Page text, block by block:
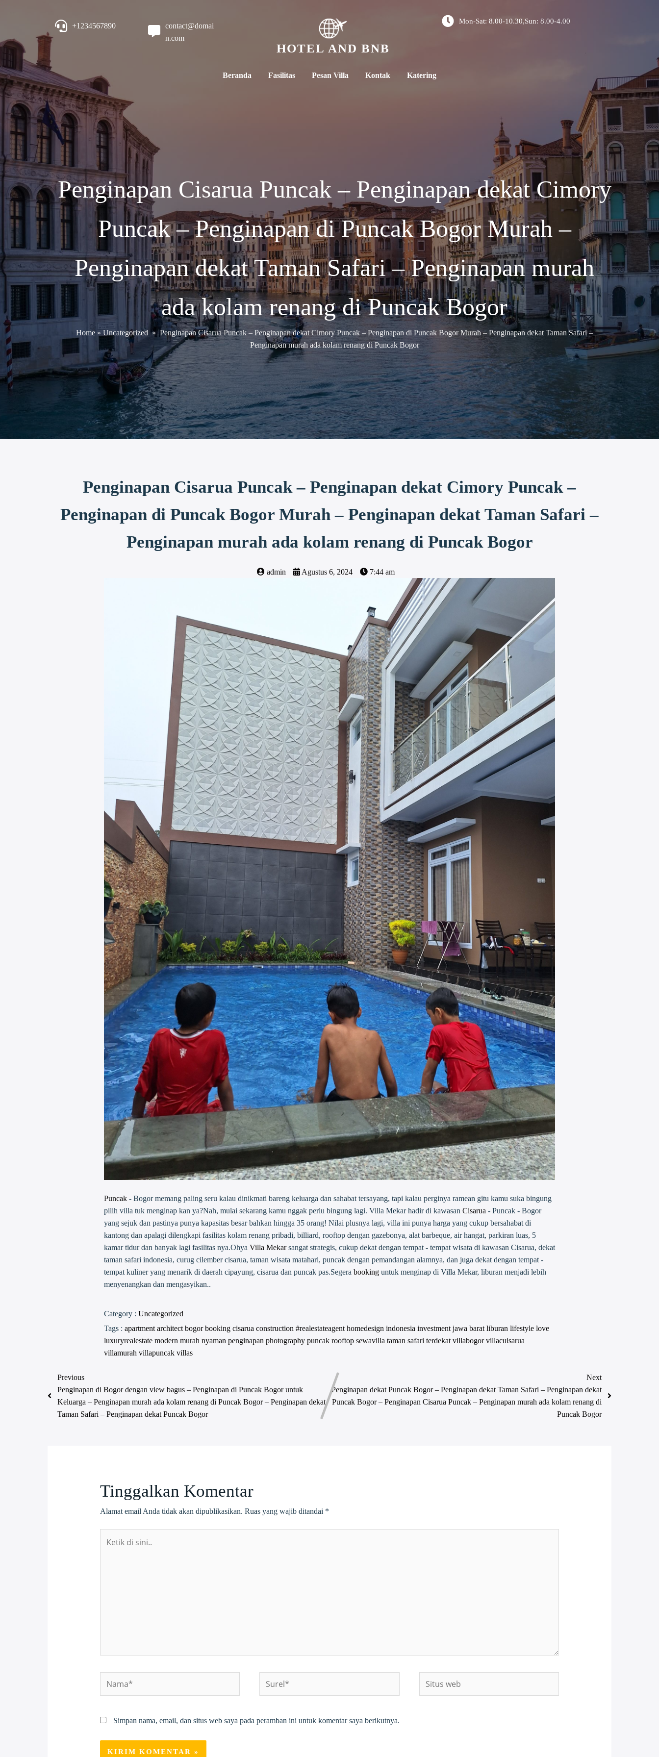
+1234567890
contact@domai
n.com
HOTEL AND BNB
Mon-Sat: 8.00-10.30,Sun: 8.00-4.00
Beranda Fasilitas Pesan Villa Kontak Katering
Penginapan Cisarua Puncak – Penginapan dekat Cimory
Puncak – Penginapan di Puncak Bogor Murah –
Penginapan dekat Taman Safari – Penginapan murah
ada kolam renang di Puncak Bogor
Home » Uncategorized » Penginapan Cisarua Puncak – Penginapan dekat Cimory Puncak – Penginapan di Puncak Bogor Murah – Penginapan dekat Taman Safari –
Penginapan murah ada kolam renang di Puncak Bogor
Penginapan Cisarua Puncak – Penginapan dekat Cimory Puncak –
Penginapan di Puncak Bogor Murah – Penginapan dekat Taman Safari –
Penginapan murah ada kolam renang di Puncak Bogor
admin Agustus 6, 2024 7:44 am
Puncak- Bogor memang paling seru kalau dinikmati bareng keluarga dan sahabat tersayang, tapi kalau perginya ramean gitu kamu suka bingung
pilih villa tuk menginap kan ya?Nah, mulai sekarang kamu nggak perlu bingung lagi. Villa Mekar hadir di kawasan Cisarua - Puncak - Bogor
yang sejuk dan pastinya punya kapasitas besar bahkan hingga 35 orang! Nilai plusnya lagi, villa ini punya harga yang cukup bersahabat di
kantong dan apalagi dilengkapi fasilitas kolam renang pribadi, billiard, rooftop dengan gazebonya, alat barbeque, air hangat, parkiran luas, 5
kamar tidur dan banyak lagi fasilitas nya.Ohya Villa Mekarsangat strategis, cukup dekat dengan tempat - tempat wisata di kawasan Cisarua, dekat
taman safari indonesia, curug cilember cisarua, taman wisata matahari, puncak dengan pemandangan alamnya, dan juga dekat dengan tempat -
tempat kuliner yang menarik di daerah cipayung, cisarua dan puncak pas.Segera bookinguntuk menginap di Villa Mekar, liburan menjadi lebih
menyenangkan dan mengasyikan..
Category : Uncategorized
Tags : apartment architect bogorbooking cisarua construction #realestateagent homedesign indonesia investment jawa barat liburan lifestyle love
luxuryrealestate modern murah nyaman penginapan photography puncak rooftop sewavilla taman safari terdekat villabogorvillacuisarua
villamurah villapuncak villas
Previous
Penginapan di Bogor dengan view bagus – Penginapan di Puncak Bogor untuk
Keluarga – Penginapan murah ada kolam renang di Puncak Bogor – Penginapan dekat
Taman Safari – Penginapan dekat Puncak Bogor
Next
Penginapan dekat Puncak Bogor – Penginapan dekat Taman Safari – Penginapan dekat
Puncak Bogor – Penginapan Cisarua Puncak – Penginapan murah ada kolam renang di
Puncak Bogor
Tinggalkan Komentar
Alamat email Anda tidak akan dipublikasikan. Ruas yang wajib ditandai *
Simpan nama, email, dan situs web saya pada peramban ini untuk komentar saya berikutnya.